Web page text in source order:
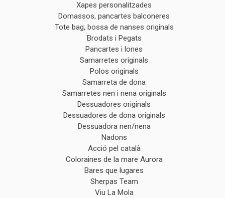
Xapes personalitzades
Domassos, pancartes balconeres
Tote bag, bossa de nanses originals
Brodats i Pegats
Pancartes i lones
Samarretes originals
Polos originals
Samarreta de dona
Samarretes nen i nena originals
Dessuadores originals
Dessuadores de dona originals
Dessuadora nen/nena
Nadons
Acció pel català
Coloraines de la mare Aurora
Bares que lugares
Sherpas Team
Viu La Mola